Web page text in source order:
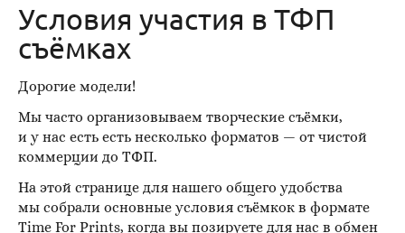
Условия участия в ТФП
съёмках
Дорогие модели!
Мы часто организовываем творческие съёмки,
и у нас есть есть несколько форматов — от чистой
коммерции до ТФП.
На этой странице для нашего общего удобства
мы собрали основные условия съёмкок в формате
Time For Prints, когда вы позируете для нас в обмен